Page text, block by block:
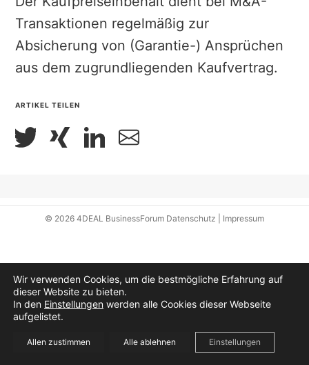
Transaktionen regelmäßig zur
Absicherung von (Garantie-) Ansprüchen
aus dem zugrundliegenden Kaufvertrag.
ARTIKEL TEILEN
© 2026 4DEAL BusinessForum Datenschutz Impressum
Wir verwenden Cookies, um die bestmögliche Erfahrung auf
dieser Website zu bieten.
In den Einstellungen werden alle Cookies dieser Webseite
aufgelistet.
Allen zustimmen Alle ablehnen Einstellungen